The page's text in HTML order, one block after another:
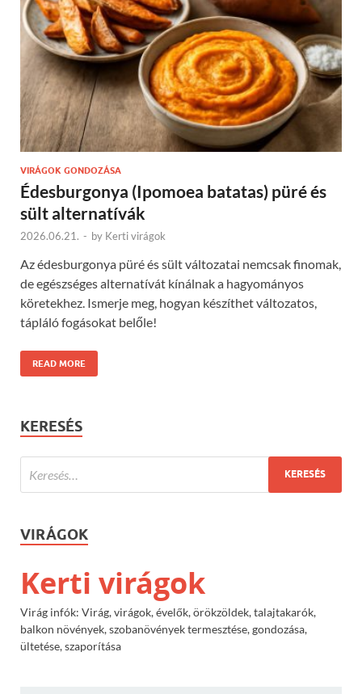
VIRÁGOK GONDOZÁSA
Édesburgonya (Ipomoea batatas) püré és
sült alternatívák
2026.06.21. - by Kerti virágok
Az édesburgonya püré és sült változatai nemcsak finomak,
de egészséges alternatívát kínálnak a hagyományos
köretekhez. Ismerje meg, hogyan készíthet változatos,
tápláló fogásokat belőle!
READ MORE
KERESÉS
VIRÁGOK
Kerti virágok
Virág infók: Virág, virágok, évelők, örökzöldek, talajtakarók,
balkon növények, szobanövények termesztése, gondozása,
ültetése, szaporítása